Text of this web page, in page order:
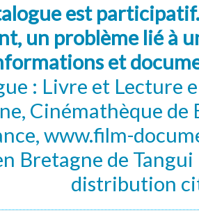
est
un problème lié à
et
: Livre et Lecture
Cinémathèque de
www.film-
Bretagne de
distribution